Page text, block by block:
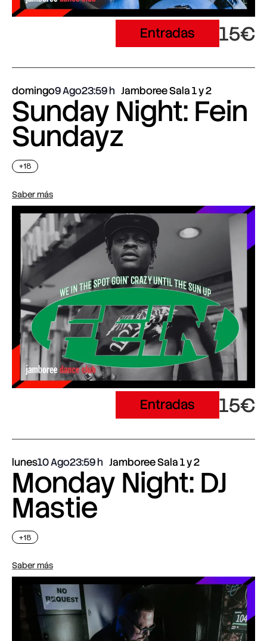
Entradas 15€
domingo9 Ago23:59 Jamboree Sala 1 y 2
Sunday Night: Fein
Sundayz
+18
Saber más
Entradas 15€
lunes10 Ago23:59 Jamboree Sala 1 y 2
Monday Night: DJ
Mastie
+18
Saber más